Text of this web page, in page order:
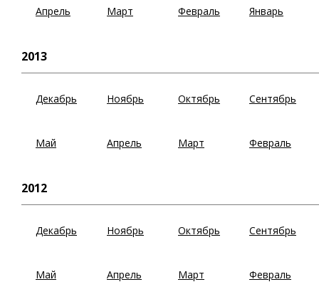
Апрель Март Февраль Январь
2013
Декабрь Ноябрь Октябрь Сентябрь
Май Апрель Март Февраль
2012
Декабрь Ноябрь Октябрь Сентябрь
Май Апрель Март Февраль